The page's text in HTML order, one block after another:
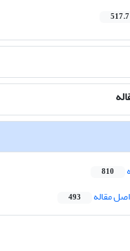
810
مقاله 493